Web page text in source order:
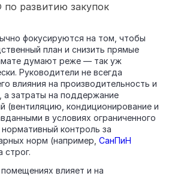
по развитию закупок
фокусируются на том, чтобы
план и снизить прямые
думают реже — так уж
Руководители не всегда
влияния на производительность и
а затраты на поддержание
(вентиляцию, кондиционирование и
в условиях ограниченного
контроль за
норм (например, СанПиН
строг.
влияет и на